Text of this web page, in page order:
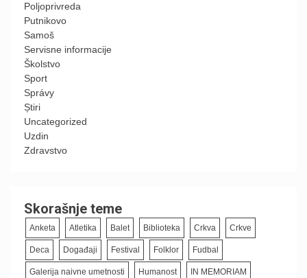
Poljoprivreda
Putnikovo
Samoš
Servisne informacije
Školstvo
Sport
Správy
Știri
Uncategorized
Uzdin
Zdravstvo
Skorašnje teme
Anketa Atletika Balet Biblioteka Crkva Crkve
Deca Događaji Festival Folklor Fudbal
Galerija naivne umetnosti Humanost IN MEMORIAM